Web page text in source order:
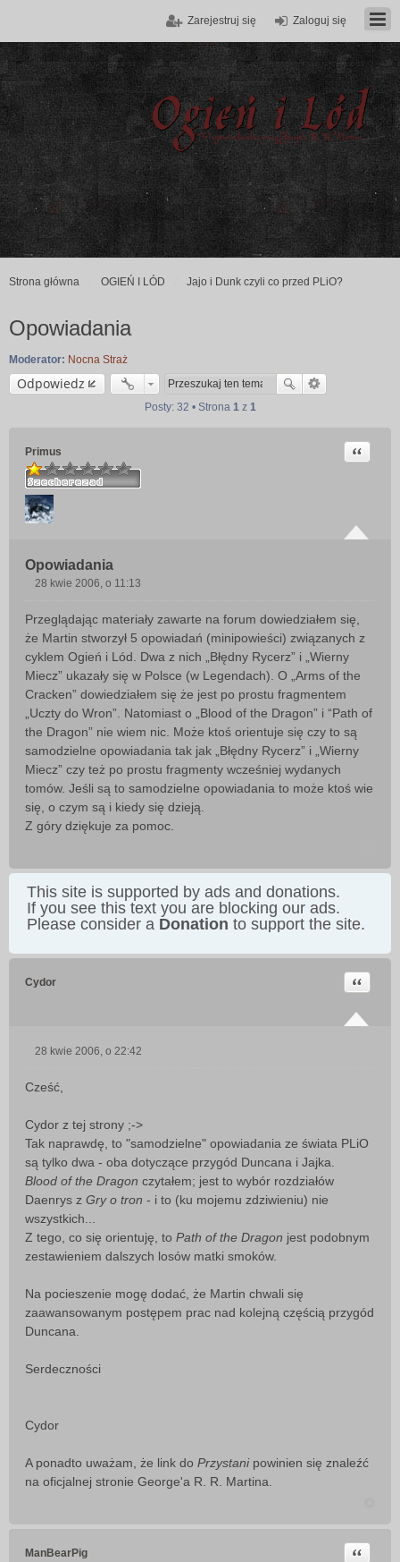
Zaloguj się
Zarejestruj się
Strona główna OGIEŃ I LÓD Jajo i Dunk czyli co przed PLiO?
Opowiadania
Moderator: Nocna Straż
Odpowiedz
Posty: 32 • Strona 1z 1
Primus
Opowiadania
Cytuj
s
t
28 kwie 2006, o 11:13
Przeglądając materiały zawarte na forum dowiedziałem się,
że Martin stworzył 5 opowiadań (minipowieści) związanych z
cyklem Ogień i Lód. Dwa z nich „Błędny Rycerz” i „Wierny
Miecz” ukazały się w Polsce (w Legendach). O „Arms of the
Cracken” dowiedziałem się że jest po prostu fragmentem
„Uczty do Wron”. Natomiast o „Blood of the Dragon” i “Path of
the Dragon” nie wiem nic. Może ktoś orientuje się czy to są
samodzielne opowiadania tak jak „Błędny Rycerz” i „Wierny
Miecz” czy też po prostu fragmenty wcześniej wydanych
tomów. Jeśli są to samodzielne opowiadania to może ktoś wie
się, o czym są i kiedy się dzieją.
Z góry dziękuje za pomoc.
This site is supported by ads and donations.
If you see this text you are blocking our ads.
Please consider a Donation to support the site.
Cydor Cytuj
s
28 kwie 2006, o 22:42
Cześć,
Cydor z tej strony ;->
Tak naprawdę, to "samodzielne" opowiadania ze świata PLiO
są tylko dwa - oba dotyczące przygód Duncana i Jajka.
Blood of the Dragon czytałem; jest to wybór rozdziałów
Daenrys z Gry o tron - i to (ku mojemu zdziwieniu) nie
wszystkich...
Z tego, co się orientuję, to Path of the Dragon jest podobnym
zestawieniem dalszych losów matki smoków.
Na pocieszenie mogę dodać, że Martin chwali się
zaawansowanym postępem prac nad kolejną częścią przygód
Duncana.
Serdeczności
Cydor
A ponadto uważam, że link do Przystanipowinien się znaleźć
na oficjalnej stronie George'a R. R. Martina.
ManBearPig Cytuj